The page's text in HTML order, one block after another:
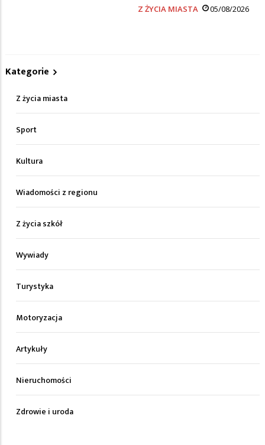
Z ŻYCIA MIASTA 05/08/2026
Kategorie
Z życia miasta
Sport
Kultura
Wiadomości z regionu
Z życia szkół
Wywiady
Turystyka
Motoryzacja
Artykuły
Nieruchomości
Zdrowie i uroda